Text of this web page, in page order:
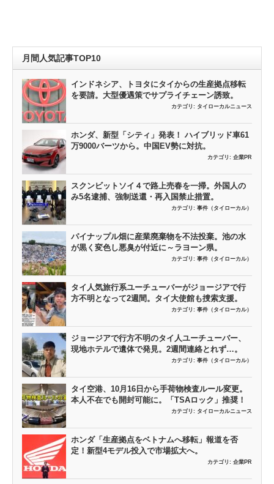
月間人気記事TOP10
インドネシア、トヨタにタイからの生産拠点移転
を要請。大型優遇策でサプライチェーン誘致。
カテゴリ: タイローカルニュース
ホンダ、新型「シティ」発表！ ハイブリッド車61
万9000バーツから。中国EV勢に対抗。
カテゴリ: 企業PR
スクンビットソイ４で路上売春を一掃。外国人の
み5名逮捕、強制送還・再入国禁止措置。
カテゴリ: 事件（タイローカル）
パイナップル畑に産業廃棄物を不法投棄。池の水
が黒く変色し悪臭が付近に～ラヨーン県。
カテゴリ: 事件（タイローカル）
タイ人気旅行系ユーチューバーがジョージアで行
方不明となって2週間。タイ大使館も捜索支援。
カテゴリ: 事件（タイローカル）
ジョージアで行方不明のタイ人ユーチューバー、
現地ホテルで遺体で発見。2週間連絡とれず…。
カテゴリ: 事件（タイローカル）
タイ空港、10月16日から手荷物検査ルール変更。
本人不在でも開封可能に。「TSAロック」推奨！
カテゴリ: タイローカルニュース
ホンダ「生産拠点をベトナムへ移転」報道を否
定！新型4モデル投入で市場拡大へ。
カテゴリ: 企業PR